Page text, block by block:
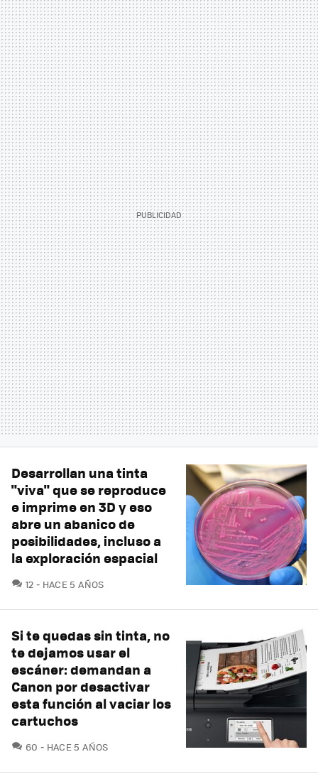
Desarrollan una tinta
"viva" que se reproduce
e imprime en 3D y eso
abre un abanico de
posibilidades, incluso a
la exploración espacial
12 COMENTARIOS
HACE 5 AÑOS
Si te quedas sin tinta, no
te dejamos usar el
escáner: demandan a
Canon por desactivar
esta función al vaciar los
cartuchos
60 COMENTARIOS
HACE 5 AÑOS